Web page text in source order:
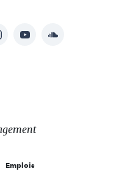
YouTubeSoundcloud
Emplois